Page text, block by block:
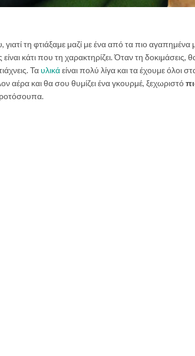
γιατί τη φτιάξαμε μαζί με ένα από τα πιο αγαπημένα
κάτι που τη χαρακτηρίζει. Όταν τη δοκιμάσεις,
Ταυλικάείναι πολύ λίγα και τα έχουμε όλοι
αέρα και θα σου θυμίζει ένα γκουρμέ, ξεχωριστό